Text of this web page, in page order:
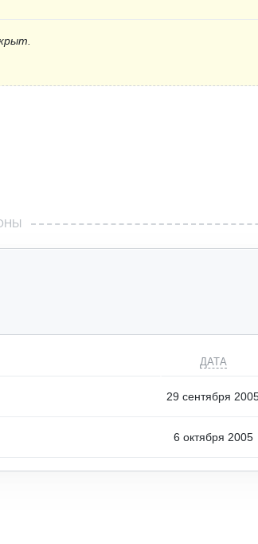
ДАТА
29 сентября
6 октября 2005